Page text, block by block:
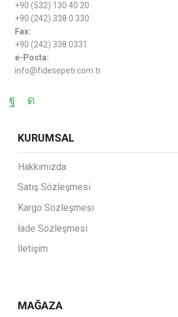
+90 (532) 130 40 20
+90 (242) 338 0 330
Fax:
+90 (242) 338 0331
e-Posta:
info@fidesepeti.com.tr
KURUMSAL
Hakkımızda
Satış Sözleşmesi
Kargo Sözleşmesi
İade Sözleşmesi
İletişim
MAĞAZA